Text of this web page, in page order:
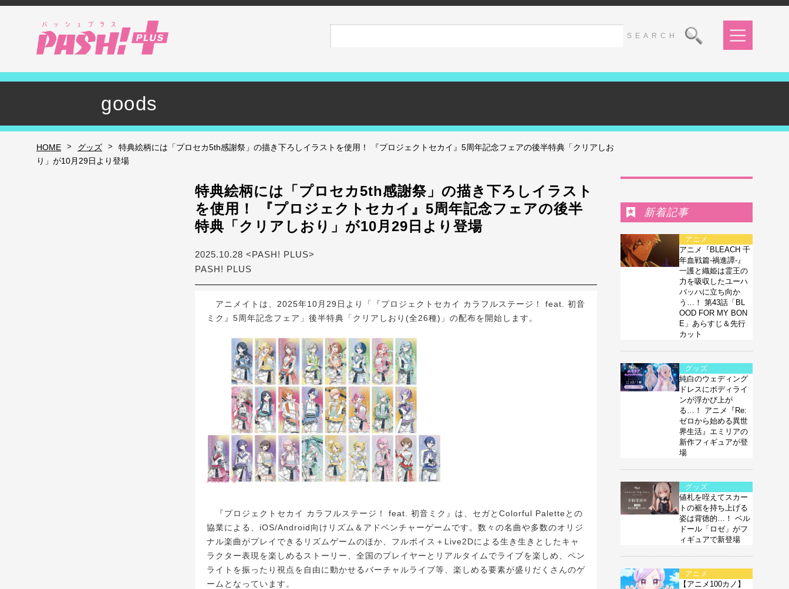
goods
HOME > グッズ >
特典絵柄には「プロセカ5th感謝祭」の描き下ろしイラストを使用！ 『プロジェクトセカイ』5周年記念フェアの後半特典「クリアしお
り」が10月29日より登場
特典絵柄には「プロセカ5th感謝祭」の描き下ろしイラスト
を使用！ 『プロジェクトセカイ』5周年記念フェアの後半
特典「クリアしおり」が10月29日より登場
2025.10.28 <PASH! PLUS>
PASH! PLUS
アニメイトは、2025年10月29日より「『プロジェクトセカイ カラフルステージ！ feat. 初音
ミク』5周年記念フェア」後半特典「クリアしおり(全26種)」の配布を開始します。
『プロジェクトセカイ カラフルステージ！ feat. 初音ミク』は、セガとColorful Paletteとの
協業による、iOS/Android向けリズム＆アドベンチャーゲームです。数々の名曲や多数のオリジ
ナル楽曲がプレイできるリズムゲームのほか、フルボイス＋Live2Dによる生き生きとしたキャ
ラクター表現を楽しめるストーリー、全国のプレイヤーとリアルタイムでライブを楽しめ、ペン
ライトを振ったり視点を自由に動かせるバーチャルライブ等、楽しめる要素が盛りだくさんのゲ
ームとなっています。
新着記事
アニメ
アニメ『BLEACH 千
年血戦篇-禍進譚-』
一護と織姫は霊王の
力を吸収したユーハ
バッハに立ち向か
う…！ 第43話「BL
OOD FOR MY BON
E」あらすじ＆先行
カット
グッズ
純白のウェディング
ドレスにボディライ
ンが浮かび上が
る…！ アニメ『Re:
ゼロから始める異世
界生活』エミリアの
新作フィギュアが登
場
グッズ
値札を咥えてスカー
トの裾を持ち上げる
姿は背徳的…！ ベル
ドール「ロゼ」がフ
ィギュアで新登場
アニメ
【アニメ100カノ】